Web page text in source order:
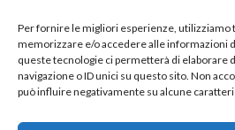
Per fornire le migliori esperienze, utilizziamo
memorizzare e/o accedere alle informazioni
queste tecnologie ci permetterà di elaborare
navigazione o ID unici su questo sito. Non
può influire negativamente su alcune
Phone Crash - riparazione iphone